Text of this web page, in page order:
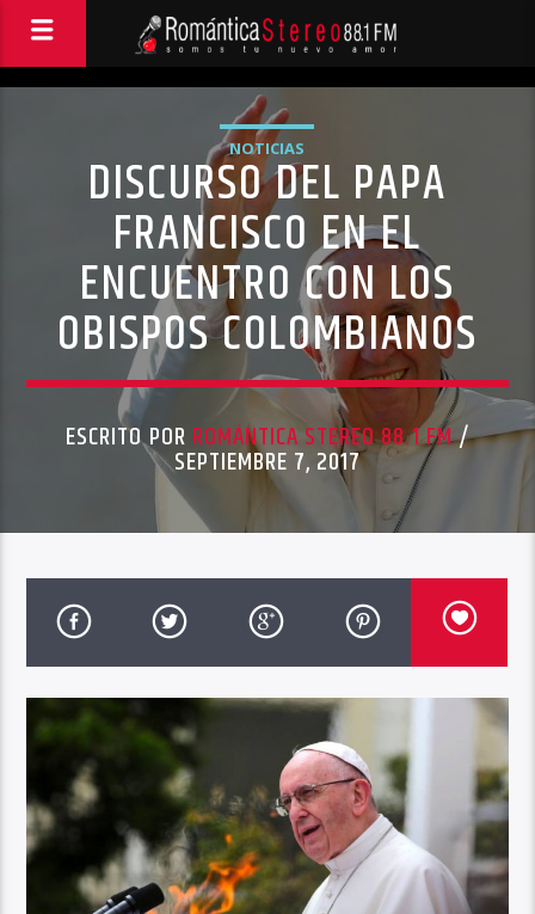
NOTICIAS
DISCURSO DEL PAPA
FRANCISCO EN EL
ENCUENTRO CON LOS
OBISPOS COLOMBIANOS
ESCRITO POR ROMÁNTICA STEREO 88.1 FM/
SEPTIEMBRE 7, 2017